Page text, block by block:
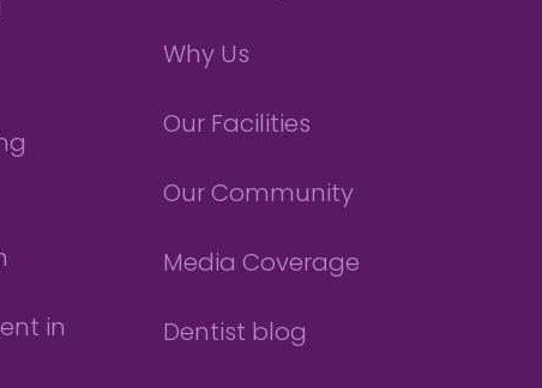
in
Why Us
Our Facilities
Our Community
Media Coverage
Dentist blog